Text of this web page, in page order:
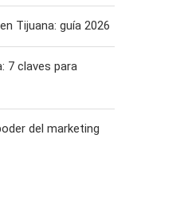
Tijuana: guía 2026
7 claves para
del marketing